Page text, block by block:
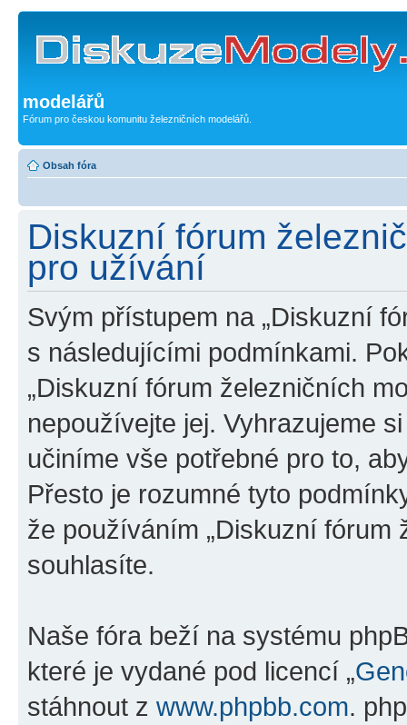
modelářů
Fórum pro českou komunitu železničních modelářů.
Obsah fóra
Diskuzní fórum
pro užívání
Svým přístupem na „Diskuzní
s následujícími podmínkami.
„Diskuzní fórum železničních
nepoužívejte jej. Vyhrazujeme
učiníme vše potřebné pro to,
Přesto je rozumné tyto
že používáním „Diskuzní fórum
souhlasíte.
Naše fóra beží na systému
které je vydané pod licencí „
stáhnout z www.phpbb.com.